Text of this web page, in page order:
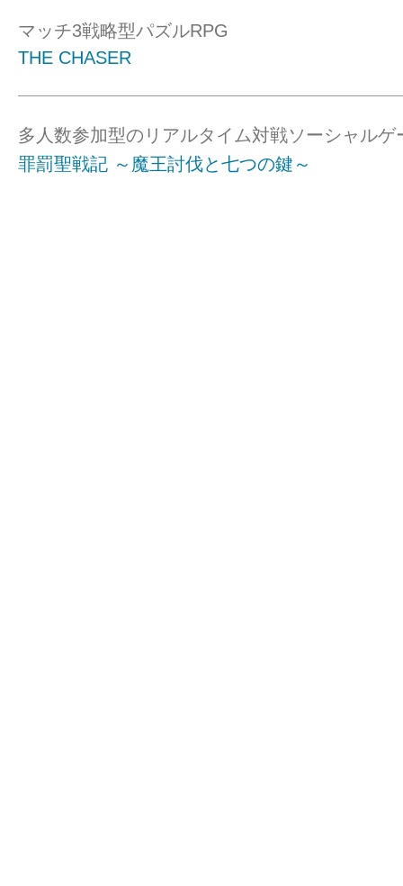
マッチ3戦略型パズルRPG
THE CHASER
多人数参加型のリアルタイム対戦ソーシャルゲ
罪罰聖戦記 ～魔王討伐と七つの鍵～